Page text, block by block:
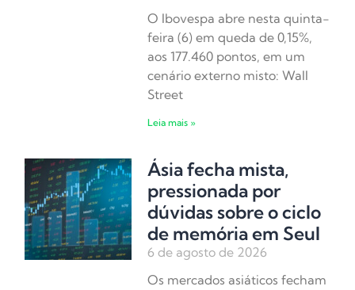
O Ibovespa abre nesta quinta-
feira (6) em queda de 0,15%,
aos 177.460 pontos, em um
cenário externo misto: Wall
Street
Leia mais »
Ásia fecha mista,
pressionada por
dúvidas sobre o ciclo
de memória em Seul
6 de agosto de 2026
Os mercados asiáticos fecham